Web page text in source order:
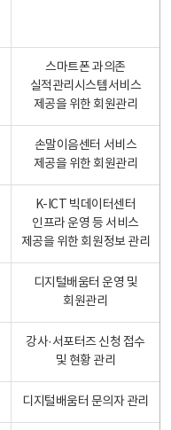
스마트폰 과의존
실적관리시스템서비스
제공을 위한 회원관리
손말이음센터 서비스
제공을 위한 회원관리
K-ICT 빅데이터센터
인프라 운영 등 서비스
제공을 위한 회원정보 관리
디지털배움터 운영 및
회원관리
강사·서포터즈 신청 접수
및 현황 관리
디지털배움터 문의자 관리